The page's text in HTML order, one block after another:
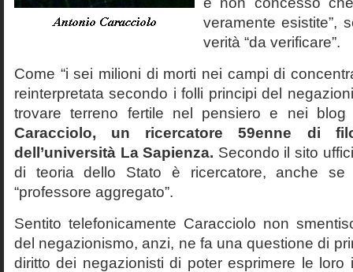
veramente esistite”,
verità “da verificare”.
Come “i sei milioni di morti nei campi di
reinterpretata secondo i folli principi del
trovare terreno fertile nel pensiero e nei
Caracciolo, un ricercatore 59enne di
dell’università La Sapienza. Secondo il sito
di teoria dello Stato è ricercatore, anche
“professore aggregato”.
Sentito telefonicamente Caracciolo non
del negazionismo, anzi, ne fa una questione di
diritto dei negazionisti di poter esprimere le loro